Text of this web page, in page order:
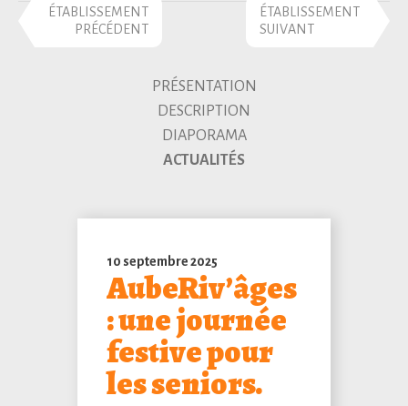
ÉTABLISSEMENT
PRÉCÉDENT
ÉTABLISSEMENT
SUIVANT
PRÉSENTATION
DESCRIPTION
DIAPORAMA
ACTUALITÉS
10 septembre 2025
AubeRiv’âges
: une journée
festive pour
les seniors.